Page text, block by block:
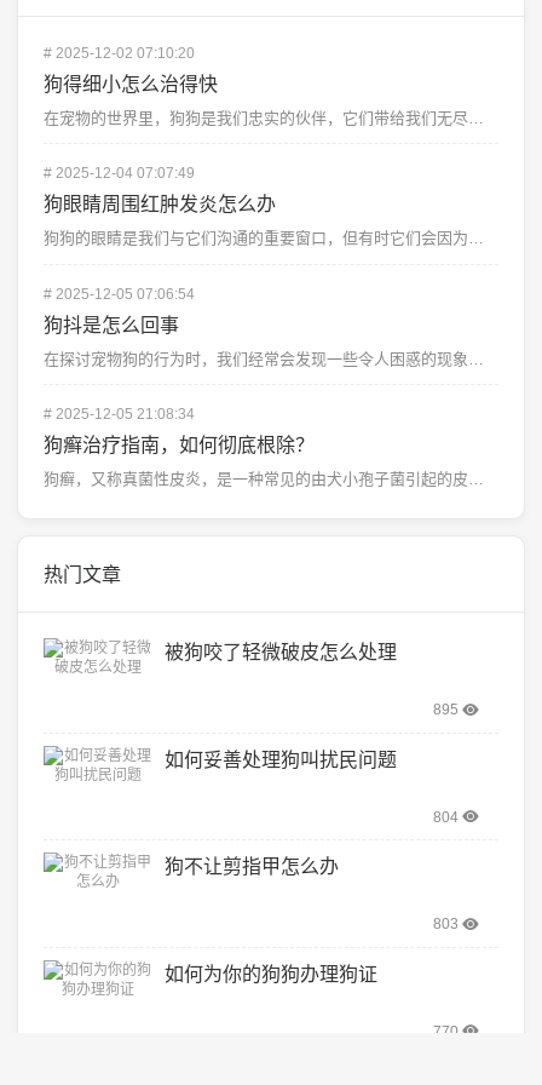
# 2025-12-02 07:10:20
狗得细小怎么治得快
在宠物的世界里，狗狗是我们忠实的伙伴，它们带给我们无尽的欢乐和陪伴，当狗狗感染上犬细小病毒时，它的生...
# 2025-12-04 07:07:49
狗眼睛周围红肿发炎怎么办
狗狗的眼睛是我们与它们沟通的重要窗口，但有时它们会因为各种原因出现红肿发炎的情况，这种情况不仅影响狗...
# 2025-12-05 07:06:54
狗抖是怎么回事
# 2025-12-05 21:08:34
狗癣治疗指南，如何彻底根除？
狗癣，又称真菌性皮炎，是一种常见的由犬小孢子菌引起的皮肤病，它不仅影响狗狗的外观，还可能引发严重的健...
热门文章
被狗咬了轻微破皮怎么处理
895
如何妥善处理狗叫扰民问题
804
狗不让剪指甲怎么办
803
如何为你的狗狗办理狗证
770